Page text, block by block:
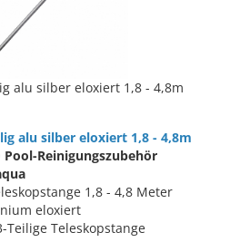
alu silber eloxiert 1,8 - 4,8m
alu silber eloxiert 1,8 - 4,8m
Reinigungszubehör
1,8 - 4,8 Meter
eloxiert
Teilige Teleskopstange